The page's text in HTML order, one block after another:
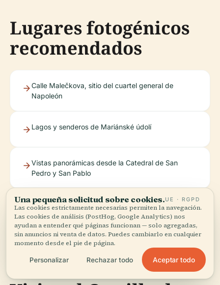
Lugares fotogénicos
recomendados
Calle Malečkova, sitio del cuartel general de
Napoleón
Lagos y senderos de Mariánské údolí
Vistas panorámicas desde la Catedral de San
Pedro y San Pablo
Murallas y patios del Castillo de Špilberk
Una pequeña solicitud sobre cookies.UE · RGPD
Las cookies estrictamente necesarias permiten la navegación.
Las cookies de análisis (PostHog, Google Analytics) nos
ayudan a entender qué páginas funcionan — solo agregadas,
sin anuncios ni venta de datos. Puedes cambiarlo en cualquier
momento desde el pie de página.
Personalizar Rechazar todo Aceptar todo